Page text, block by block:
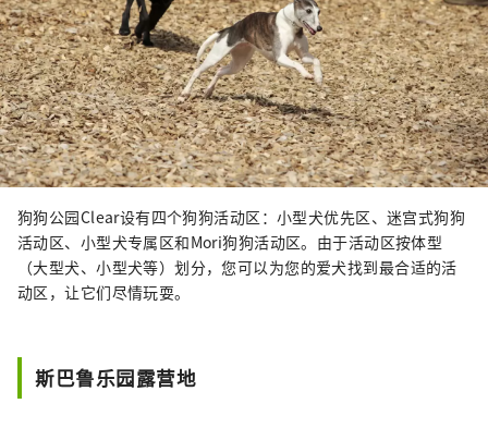
狗狗公园Clear设有四个狗狗活动区：小型犬优先区、迷宫式狗狗
活动区、小型犬专属区和Mori狗狗活动区。由于活动区按体型
（大型犬、小型犬等）划分，您可以为您的爱犬找到最合适的活
动区，让它们尽情玩耍。
斯巴鲁乐园露营地